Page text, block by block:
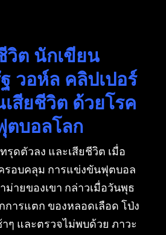
วิต นักเขียน
วอห์ล คลิปเปอร์
สียชีวิต ด้วยโรค
ตบอลโลก
รุดตัวลง และเสียชีวิต เมื่อ
อบคลุม การแข่งขันฟุตบอล
ม่ายของเขา กล่าวเมื่อวันพุธ
การแตก ของหลอดเลือด โป่ง
ๆ และตรวจไม่พบด้วย ภาวะ